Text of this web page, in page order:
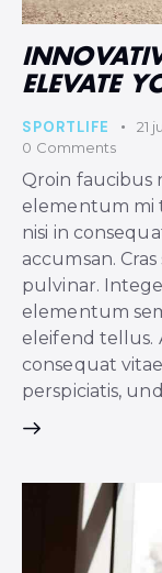
ELEVATE
SPORTLIFE 21
0 Comments
Qroin faucibus
elementum mi
nisi in
accumsan.
pulvinar.
elementum
eleifend tellus.
consequat
perspiciatis,